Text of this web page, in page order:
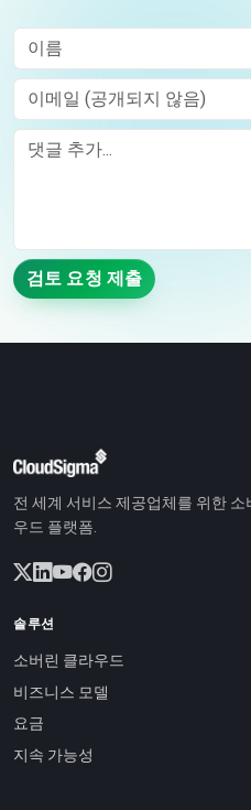
이름
이메일 (공개되지 않음)
Comment
검토 요청 제출
전 세계 서비스 제공업체를 위한 소
우드 플랫폼.
솔루션
소버린 클라우드
비즈니스 모델
요금
지속 가능성